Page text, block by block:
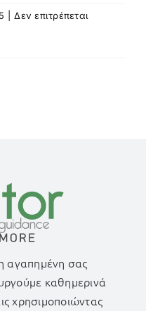
Δεν επιτρέπεται
αγαπημένη σας
καθημερινά
χρησιμοποιώντας